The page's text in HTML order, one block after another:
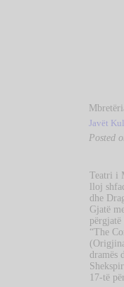
Javët
Posted
Teatri i
lloj
dhe
Gjatë
përgjatë
“The
dramës
17-të